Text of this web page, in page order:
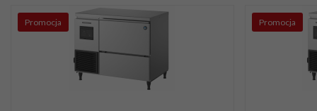
Promocja Promocja